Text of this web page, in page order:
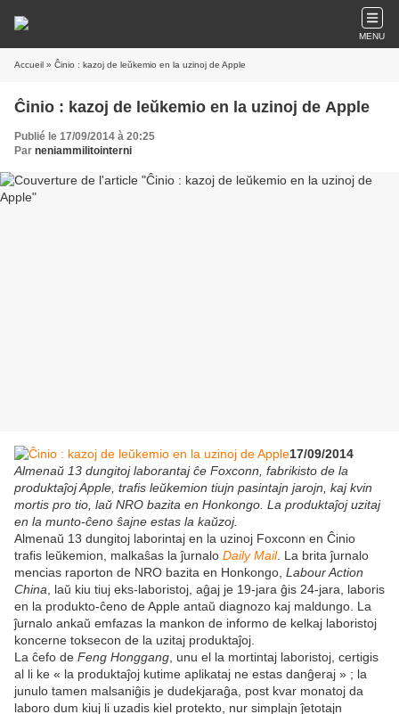
MENU
Accueil » Ĉinio : kazoj de leŭkemio en la uzinoj de Apple
Ĉinio : kazoj de leŭkemio en la uzinoj de Apple
Publié le 17/09/2014 à 20:25
Par neniammilitointerni
17/09/2014
Almenaŭ 13 dungitoj laborantaj ĉe Foxconn, fabrikisto de la
produktaĵoj Apple, trafis leŭkemion tiujn pasintajn jarojn, kaj kvin
mortis pro tio, laŭ NRO bazita en Honkongo. La produktaĵoj uzitaj
en la munto-ĉeno ŝajne estas la kaŭzoj.
Almenaŭ 13 dungitoj laborintaj en la uzinoj Foxconn en Ĉinio
trafis leŭkemion, malkaŝas la ĵurnalo Daily Mail. La brita ĵurnalo
mencias raporton de NRO bazita en Honkongo, Labour Action
China , laŭ kiu tiuj eks-laboristoj, aĝaj je 19-jara ĝis 24-jara, laboris
en la produkto-ĉeno de Apple antaŭ diagnozo kaj maldungo. La
ĵurnalo ankaŭ emfazas la mankon de informo de kelkaj laboristoj
koncerne toksecon de la uzitaj produktaĵoj.
La ĉefo de Feng Honggang , unu el la mortintaj laboristoj, certigis
al li ke « la produktaĵoj kutime aplikataj ne estas danĝeraj » ; la
junulo tamen malsaniĝis je dudekjaraĝa, post kvar monatoj da
laboro dum kiuj li uzadis kiel protekto, nur simplajn ĵetotajn